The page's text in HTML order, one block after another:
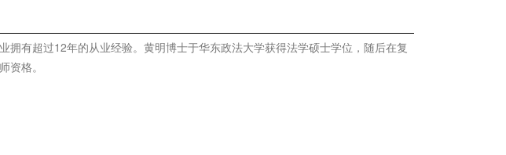
拥有超过12年的从业经验。黄明博士于华东政法大学获得法学硕士学位，随后在复
资格。